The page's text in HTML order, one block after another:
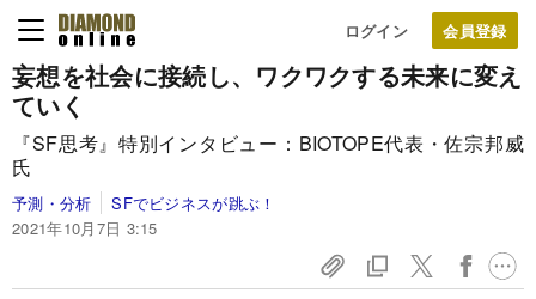
ログイン
妄想を社会に接続し、ワクワクする未来に変え
ていく
『SF思考』特別インタビュー：BIOTOPE代表・佐宗邦威
氏
予測・分析
SFでビジネスが跳ぶ！
2021年10月7日 3:15